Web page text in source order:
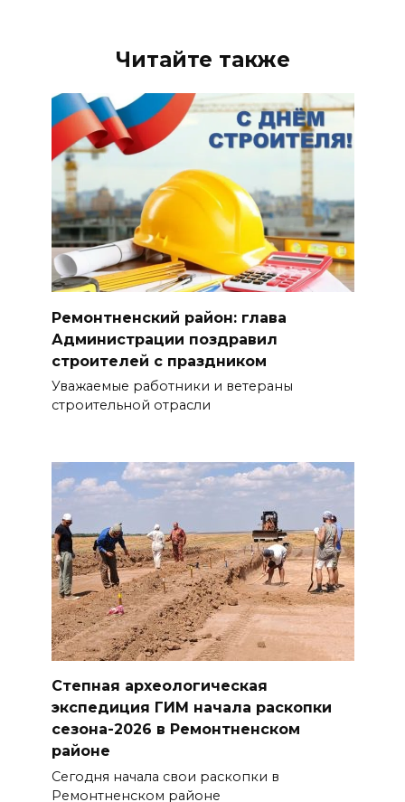
Читайте также
Ремонтненский район: глава
Администрации поздравил
строителей с праздником
Уважаемые работники и ветераны
строительной отрасли
Степная археологическая
экспедиция ГИМ начала раскопки
сезона-2026 в Ремонтненском
районе
Сегодня начала свои раскопки в
Ремонтненском районе